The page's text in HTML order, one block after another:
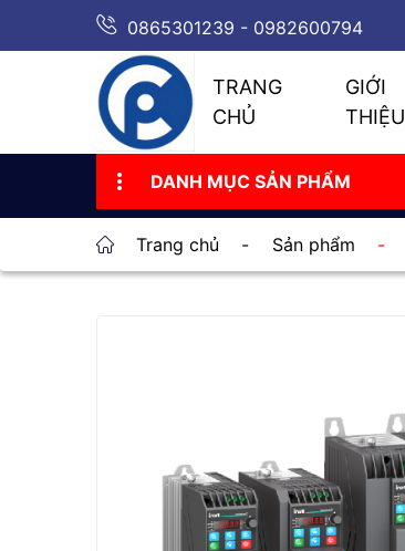
0865301239 - 0982600794
TRANG
CHỦ
GIỚI
THIỆU
DANH MỤC SẢN PHẨM
Trang chủ - Sản phẩm -